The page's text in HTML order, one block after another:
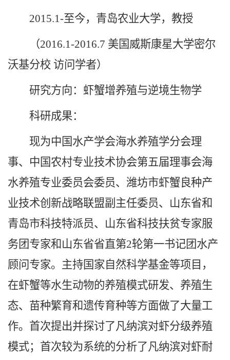
2015.1-至今，青岛农业大学，教授
（2016.1-2016.7 美国威斯康星大学密尔
沃基分校 访问学者）
研究方向：虾蟹增养殖与逆境生物学
科研成果：
现为中国水产学会海水养殖学分会理
事、中国农村专业技术协会第五届理事会海
水养殖专业委员会委员、潍坊市虾蟹良种产
业技术创新战略联盟副主任委员、山东省和
青岛市科技特派员、山东省科技扶贫专家服
务团专家和山东省省直第2轮第一书记团水产
顾问专家。主持国家自然科学基金等项目，
在虾蟹等水生动物的养殖模式研发、养殖生
态、苗种繁育和遗传育种等方面做了大量工
作。首次提出并探讨了凡纳滨对虾分级养殖
模式；首次较为系统的分析了凡纳滨对虾耐